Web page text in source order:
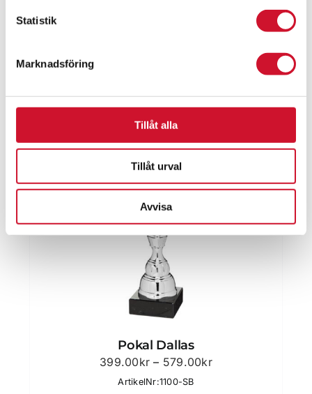
Statistik
Marknadsföring
Tillåt alla
Tillåt urval
Avvisa
Pokal Dallas
399.00kr – 579.00krPrisintervall:
ArtikelNr:1100-SB